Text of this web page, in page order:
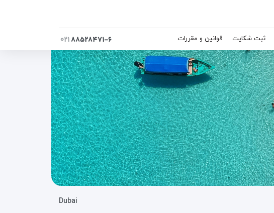
ثبت شکایت قوانین و مقررات ۸۸۵۲۸۴۷۱-۶۰۲۱
Dubai